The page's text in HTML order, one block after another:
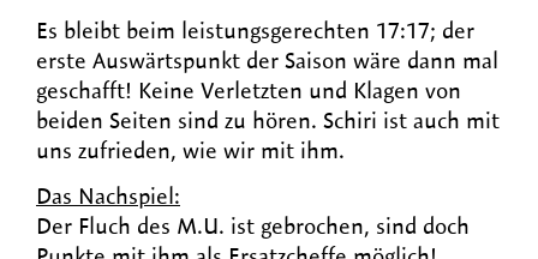
Es bleibt beim leistungsgerechten 17:17; der
erste Auswärtspunkt der Saison wäre dann mal
geschafft! Keine Verletzten und Klagen von
beiden Seiten sind zu hören. Schiri ist auch mit
uns zufrieden, wie wir mit ihm.
Das Nachspiel:
Der Fluch des M.U. ist gebrochen, sind doch